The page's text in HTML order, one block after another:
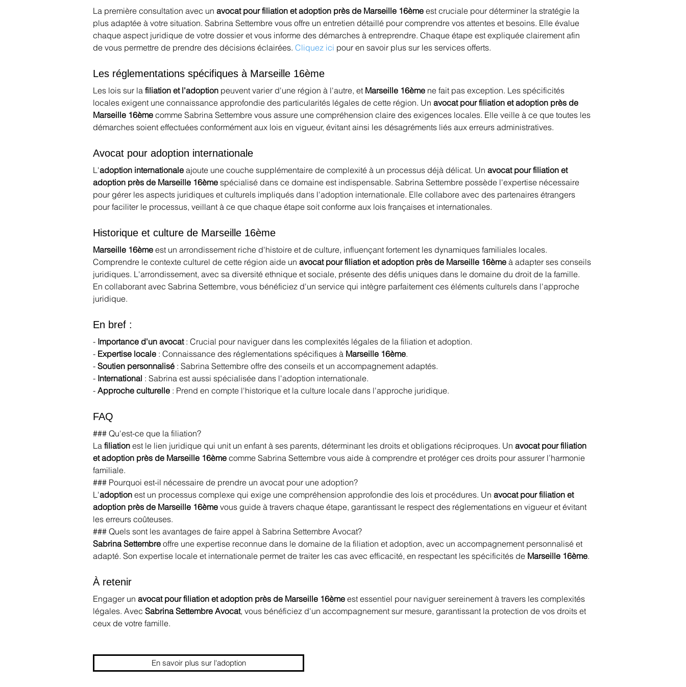
La première consultation avec un avocat pour filiation et adoption près de Marseille 16ème est cruciale pour déterminer la stratégie la
plus adaptée à votre situation. Sabrina Settembre vous offre un entretien détaillé pour comprendre vos attentes et besoins. Elle évalue
chaque aspect juridique de votre dossier et vous informe des démarches à entreprendre. Chaque étape est expliquée clairement afin
de vous permettre de prendre des décisions éclairées. Cliquez ici pour en savoir plus sur les services offerts.
Les réglementations spécifiques à Marseille 16ème
Les lois sur la filiation et l'adoption peuvent varier d'une région à l'autre, et Marseille 16ème ne fait pas exception. Les spécificités
locales exigent une connaissance approfondie des particularités légales de cette région. Un avocat pour filiation et adoption près de
Marseille 16ème comme Sabrina Settembre vous assure une compréhension claire des exigences locales. Elle veille à ce que toutes les
démarches soient effectuées conformément aux lois en vigueur, évitant ainsi les désagréments liés aux erreurs administratives.
Avocat pour adoption internationale
L'adoption internationale ajoute une couche supplémentaire de complexité à un processus déjà délicat. Un avocat pour filiation et
adoption près de Marseille 16ème spécialisé dans ce domaine est indispensable. Sabrina Settembre possède l'expertise nécessaire
pour gérer les aspects juridiques et culturels impliqués dans l'adoption internationale. Elle collabore avec des partenaires étrangers
pour faciliter le processus, veillant à ce que chaque étape soit conforme aux lois françaises et internationales.
Historique et culture de Marseille 16ème
Marseille 16ème est un arrondissement riche d'histoire et de culture, influençant fortement les dynamiques familiales locales.
Comprendre le contexte culturel de cette région aide un avocat pour filiation et adoption près de Marseille 16ème à adapter ses conseils
juridiques. L'arrondissement, avec sa diversité ethnique et sociale, présente des défis uniques dans le domaine du droit de la famille.
En collaborant avec Sabrina Settembre, vous bénéficiez d'un service qui intègre parfaitement ces éléments culturels dans l'approche
juridique.
En bref :
- Importance d'un avocat : Crucial pour naviguer dans les complexités légales de la filiation et adoption.
- Expertise locale : Connaissance des réglementations spécifiques à Marseille 16ème.
- Soutien personnalisé : Sabrina Settembre offre des conseils et un accompagnement adaptés.
- International : Sabrina est aussi spécialisée dans l'adoption internationale.
- Approche culturelle : Prend en compte l'historique et la culture locale dans l'approche juridique.
FAQ
### Qu'est-ce que la filiation?
La filiation est le lien juridique qui unit un enfant à ses parents, déterminant les droits et obligations réciproques. Un avocat pour filiation
et adoption près de Marseille 16ème comme Sabrina Settembre vous aide à comprendre et protéger ces droits pour assurer l’harmonie
familiale.
### Pourquoi est-il nécessaire de prendre un avocat pour une adoption?
L'adoption est un processus complexe qui exige une compréhension approfondie des lois et procédures. Un avocat pour filiation et
adoption près de Marseille 16ème vous guide à travers chaque étape, garantissant le respect des réglementations en vigueur et évitant
les erreurs coûteuses.
### Quels sont les avantages de faire appel à Sabrina Settembre Avocat?
Sabrina Settembre offre une expertise reconnue dans le domaine de la filiation et adoption, avec un accompagnement personnalisé et
adapté. Son expertise locale et internationale permet de traiter les cas avec efficacité, en respectant les spécificités de Marseille 16ème.
À retenir
Engager un avocat pour filiation et adoption près de Marseille 16ème est essentiel pour naviguer sereinement à travers les complexités
légales. Avec Sabrina Settembre Avocat, vous bénéficiez d'un accompagnement sur mesure, garantissant la protection de vos droits et
ceux de votre famille.
En savoir plus sur l'adoption